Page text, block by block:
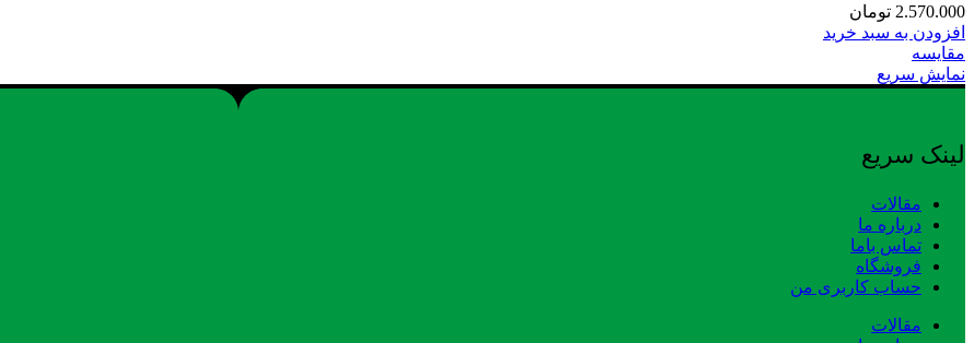
2.570.000 تومان
افزودن به سبد خرید
مقایسه
نمایش سریع
لینک سریع
مقالات
درباره ما
تماس باما
فروشگاه
حساب کاربری من
مقالات